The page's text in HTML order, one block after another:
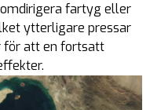
fartyg eller
ytterligare pressar
för att en fortsatt